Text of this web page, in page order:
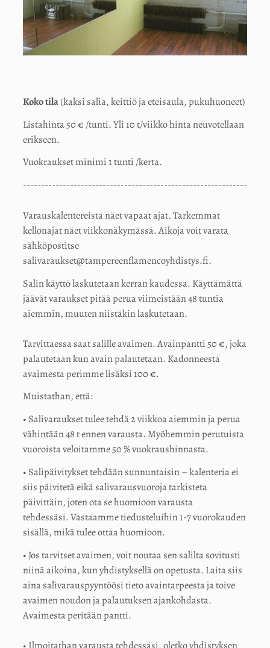
Koko tila(kaksi salia, keittiö ja eteisaula, pukuhuoneet)
Listahinta 50 € /tunti. Yli 10 t/viikko hinta neuvotellaan
erikseen.
Vuokraukset minimi 1 tunti /kerta.
--------------------------------------------------------------
Varauskalentereista näet vapaat ajat. Tarkemmat
kellonajat näet viikkonäkymässä. Aikoja voit varata
sähköpostitse
salivaraukset@tampereenflamencoyhdistys.fi.
Salin käyttö laskutetaan kerran kaudessa. Käyttämättä
jäävät varaukset pitää perua viimeistään 48 tuntia
aiemmin, muuten niistäkin laskutetaan.
Tarvittaessa saat salille avaimen. Avainpantti 50 €, joka
palautetaan kun avain palautetaan. Kadonneesta
avaimesta perimme lisäksi 100 €.
Muistathan, että:
• Salivaraukset tulee tehdä 2 viikkoa aiemmin ja perua
vähintään 48 t ennen varausta. Myöhemmin perutuista
vuoroista veloitamme 50 % vuokraushinnasta.
• Salipäivitykset tehdään sunnuntaisin – kalenteria ei
siis päivitetä eikä salivarausvuoroja tarkisteta
päivittäin, joten ota se huomioon varausta
tehdessäsi. Vastaamme tiedusteluihin 1-7 vuorokauden
sisällä, mikä tulee ottaa huomioon.
• Jos tarvitset avaimen, voit noutaa sen salilta sovitusti
niinä aikoina, kun yhdistyksellä on opetusta. Laita siis
aina salivarauspyyntöösi tieto avaintarpeesta ja toive
avaimen noudon ja palautuksen ajankohdasta.
Avaimesta peritään pantti.
• Ilmoitathan varausta tehdessäsi, oletko yhdistyksen